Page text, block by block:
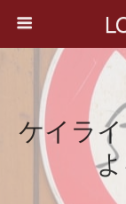
ケイラ